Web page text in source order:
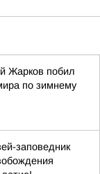
Жарков побил
по зимнему
заповедник